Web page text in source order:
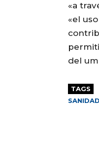
«a
«el
del
TAGS
SANIDAD